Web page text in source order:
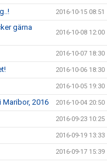
2016-10-15 08:51
gärna
2016-10-08 12:00
2016-10-07 18:30
2016-10-06 18:30
2016-10-05 19:30
Maribor, 2016 2016-10-04 20:50
2016-09-23 10:25
2016-09-19 13:33
2016-09-17 15:39